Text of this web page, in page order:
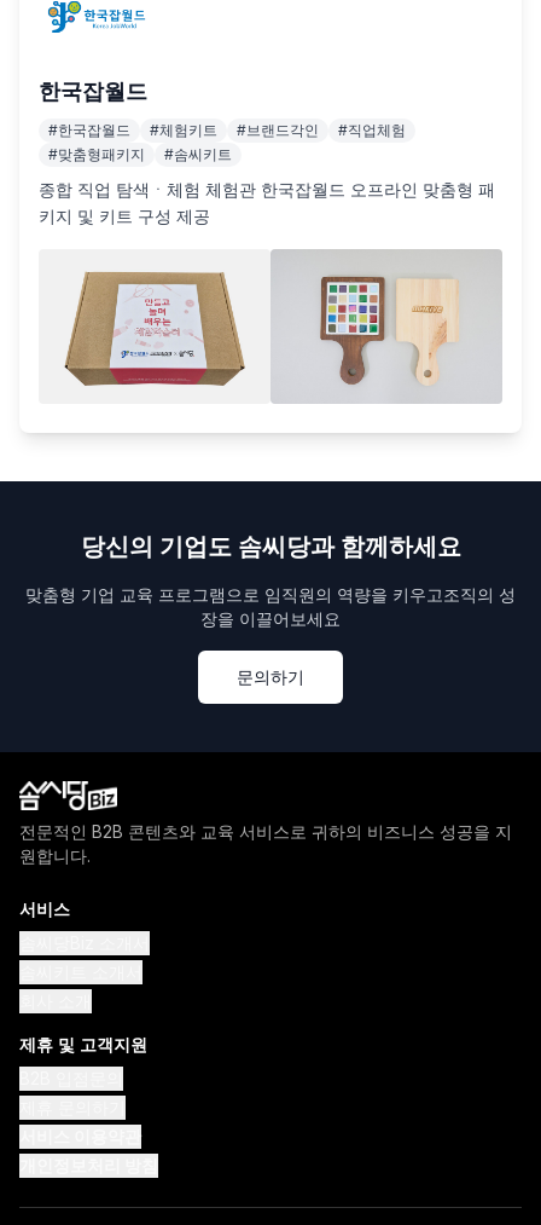
한국잡월드
#한국잡월드 #체험키트 #브랜드각인 #직업체험
#맞춤형패키지 #솜씨키트
종합 직업 탐색ㆍ체험 체험관 한국잡월드 오프라인 맞춤형 패
키지 및 키트 구성 제공
당신의 기업도 솜씨당과 함께하세요
맞춤형 기업 교육 프로그램으로 임직원의 역량을 키우고조직의 성
장을 이끌어보세요
문의하기
전문적인 B2B 콘텐츠와 교육 서비스로 귀하의 비즈니스 성공을 지
원합니다.
서비스
제휴 및 고객지원